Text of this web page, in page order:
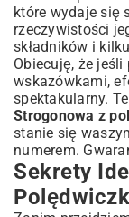
Strogonow z
Wersja
Strogonow na
Z Czym
Polędwiczek
Klasyczne
Nietypowe
Porady Szefa
Najczęstszych
Jak Zagęścić
które wydaje się
rzeczywistości
składników i
Obiecuję, że
wskazówkami,
spektakularny.
Strogonowa z
stanie się
numerem.
Sekrety